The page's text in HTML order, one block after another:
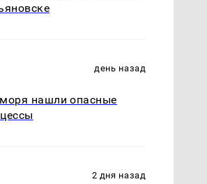
день назад
нашли опасные
2 дня назад